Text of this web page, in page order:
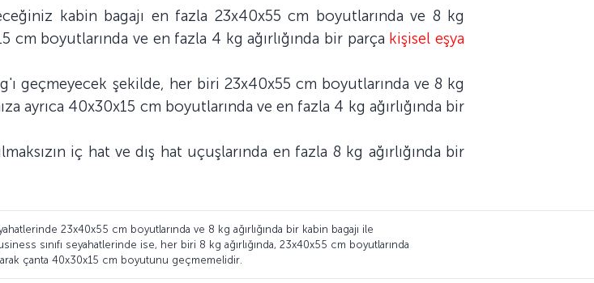
kabin bagajı en fazla 23x40x55 cm boyutlarında ve 8 kg
cm boyutlarında ve en fazla 4 kg ağırlığında bir parça kişisel eşya
geçmeyecek şekilde, her biri 23x40x55 cm boyutlarında ve 8 kg
ayrıca 40x30x15 cm boyutlarında ve en fazla 4 kg ağırlığında bir
iç hat ve dış hat uçuşlarında en fazla 8 kg ağırlığında bir
23x40x55 cm boyutlarında ve 8 kg ağırlığında bir kabin bagajı ile
sınıfı seyahatlerinde ise, her biri 8 kg ağırlığında, 23x40x55 cm boyutlarında
çanta 40x30x15 cm boyutunu geçmemelidir.